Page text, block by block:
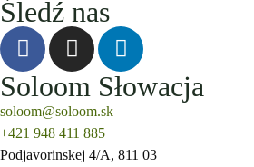
Śledź nas
Soloom Słowacja
soloom@soloom.sk
+421 948 411 885
Podjavorinskej 4/A, 811 03